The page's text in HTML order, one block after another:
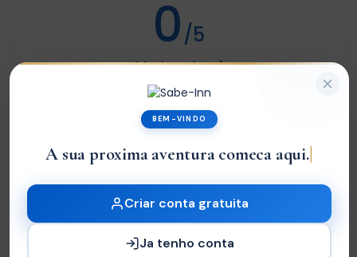
0/5
Not rated
Com base em0 review
Very Good
Média
0
Ruim
BEM-VINDO
A sua proxima aventura comeca aqui.
Criar conta gratuita
Ja tenho conta